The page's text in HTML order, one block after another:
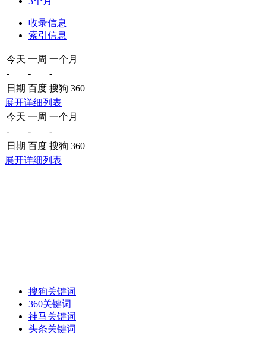
收录信息
索引信息
今天 一周 一个月
-
-
-
日期 百度 搜狗 360
展开详细列表
今天 一周 一个月
-
-
-
日期 百度 搜狗 360
展开详细列表
搜狗关键词
360关键词
神马关键词
头条关键词